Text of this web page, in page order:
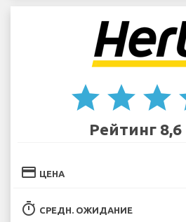
star star star
Рейтинг 8,6
credit_card ЦЕНА
timer СРЕДН. ОЖИДАНИЕ